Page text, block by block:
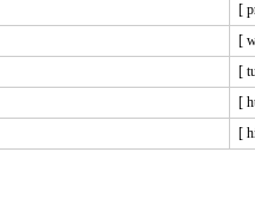
[
[
[
[
[